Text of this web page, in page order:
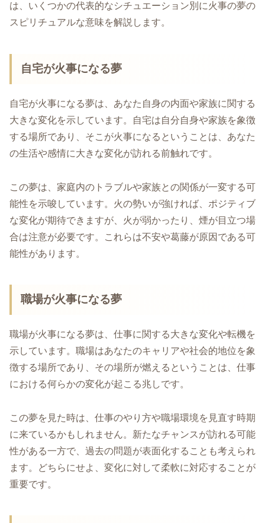
は、いくつかの代表的なシチュエーション別に火事の夢の
スピリチュアルな意味を解説します。
自宅が火事になる夢
自宅が火事になる夢は、あなた自身の内面や家族に関する
大きな変化を示しています。自宅は自分自身や家族を象徴
する場所であり、そこが火事になるということは、あなた
の生活や感情に大きな変化が訪れる前触れです。
この夢は、家庭内のトラブルや家族との関係が一変する可
能性を示唆しています。火の勢いが強ければ、ポジティブ
な変化が期待できますが、火が弱かったり、煙が目立つ場
合は注意が必要です。これらは不安や葛藤が原因である可
能性があります。
職場が火事になる夢
職場が火事になる夢は、仕事に関する大きな変化や転機を
示しています。職場はあなたのキャリアや社会的地位を象
徴する場所であり、その場所が燃えるということは、仕事
における何らかの変化が起こる兆しです。
この夢を見た時は、仕事のやり方や職場環境を見直す時期
に来ているかもしれません。新たなチャンスが訪れる可能
性がある一方で、過去の問題が表面化することも考えられ
ます。どちらにせよ、変化に対して柔軟に対応することが
重要です。